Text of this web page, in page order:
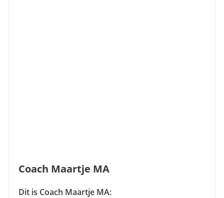
Coach Maartje MA
Dit is Coach Maartje MA: